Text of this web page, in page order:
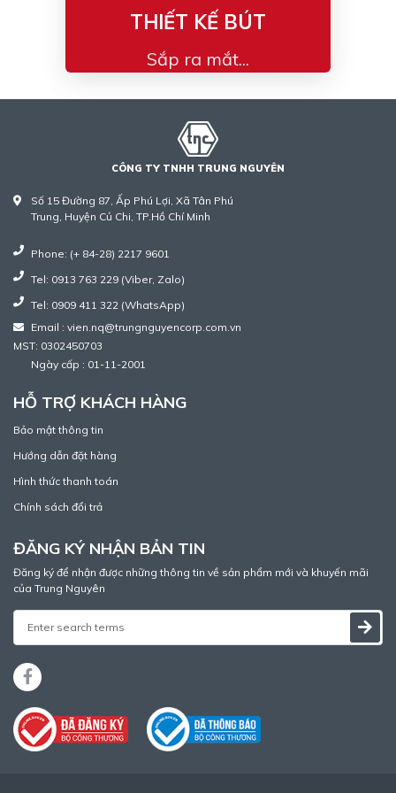
THIẾT KẾ BÚT
Sắp ra mắt...
CÔNG TY TNHH TRUNG NGUYÊN
Số 15 Đường 87, Ấp Phú Lợi, Xã Tân Phú
Trung, Huyện Củ Chi, TP.Hồ Chí Minh
Phone: (+ 84-28) 2217 9601
Tel: 0913 763 229 (Viber, Zalo)
Tel: 0909 411 322 (WhatsApp)
Email : vien.nq@trungnguyencorp.com.vn
MST: 0302450703
Ngày cấp : 01-11-2001
HỖ TRỢ KHÁCH HÀNG
Bảo mật thông tin
Hướng dẫn đặt hàng
Hình thức thanh toán
Chính sách đổi trả
ĐĂNG KÝ NHẬN BẢN TIN
Đăng ký để nhận được những thông tin về sản phẩm mới và khuyến mãi
của Trung Nguyên